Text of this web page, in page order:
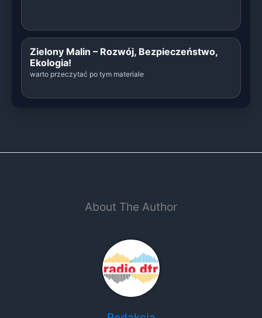
Zielony Malin – Rozwój, Bezpieczeństwo,
Ekologia!
warto przeczytać po tym materiale
About The Author